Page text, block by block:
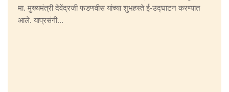
मा. मुख्यमंत्री देवेंद्रजी फडणवीस यांच्या शुभहस्ते ई-उद्घाटन करण्यात
आले. याप्रसंगी...